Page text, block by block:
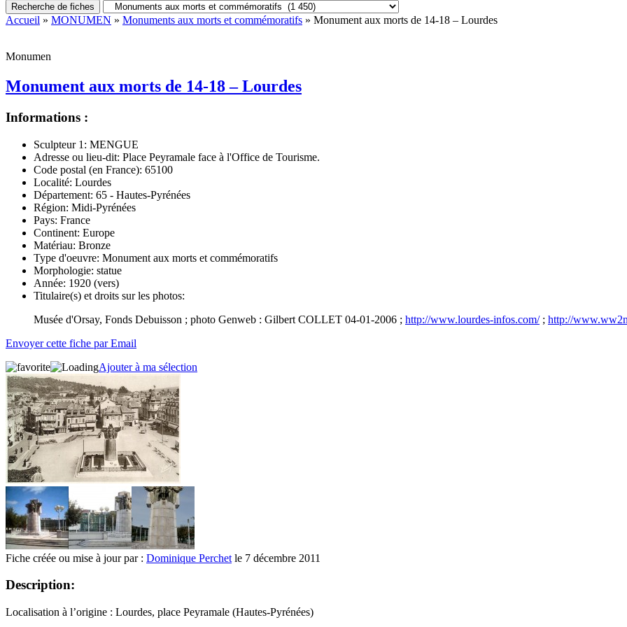
Recherche de fiches
Accueil » MONUMEN » Monuments aux morts et commémoratifs » Monument aux morts de 14-18 – Lourdes
Monumen
Monument aux morts de 14-18 – Lourdes
Informations :
Sculpteur 1: MENGUE
Adresse ou lieu-dit: Place Peyramale face à l'Office de Tourisme.
Code postal (en France): 65100
Localité: Lourdes
Département: 65 - Hautes-Pyrénées
Région: Midi-Pyrénées
Pays: France
Continent: Europe
Matériau: Bronze
Type d'oeuvre: Monument aux morts et commémoratifs
Morphologie: statue
Année: 1920 (vers)
Titulaire(s) et droits sur les photos:
Musée d'Orsay, Fonds Debuisson ; photo Genweb : Gilbert COLLET 04-01-2006 ; http://www.lourdes-infos.com/; http://
Envoyer cette fiche par Email
Ajouter à ma sélection
Fiche créée ou mise à jour par : Dominique Perchet le 7 décembre 2011
Description:
Localisation à l’origine : Lourdes, place Peyramale (Hautes-Pyrénées)